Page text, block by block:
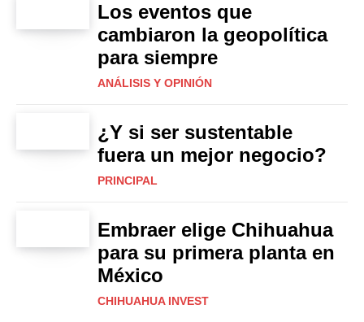
Los eventos que
cambiaron la geopolítica
para siempre
ANÁLISIS Y OPINIÓN
¿Y si ser sustentable
fuera un mejor negocio?
PRINCIPAL
Embraer elige Chihuahua
para su primera planta en
México
CHIHUAHUA INVEST